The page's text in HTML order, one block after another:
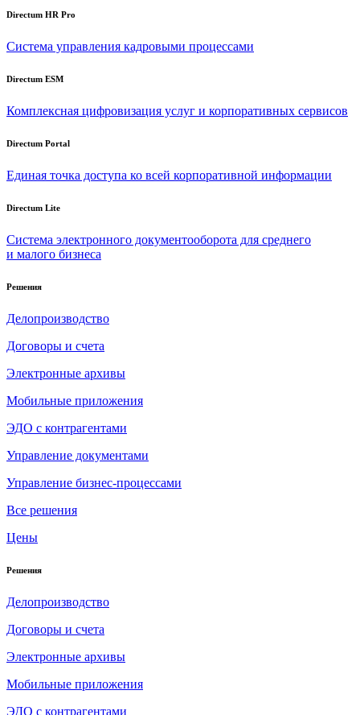
Directum HR Pro
Система управления кадровыми процессами
Directum ESM
Комплексная цифровизация услуг и корпоративных сервисов
Directum Portal
Единая точка доступа ко всей корпоративной информации
Directum Lite
Система электронного документооборота для среднего
и малого бизнеса
Решения
Делопроизводство
Договоры и счета
Электронные архивы
Мобильные приложения
ЭДО с контрагентами
Управление документами
Управление бизнес-процессами
Все решения
Цены
Решения
Делопроизводство
Договоры и счета
Электронные архивы
Мобильные приложения
ЭДО с контрагентами